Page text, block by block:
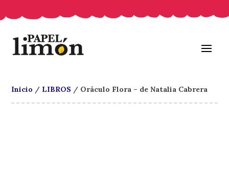
Inicio / LIBROS / Oráculo Flora – de Natalia Cabrera